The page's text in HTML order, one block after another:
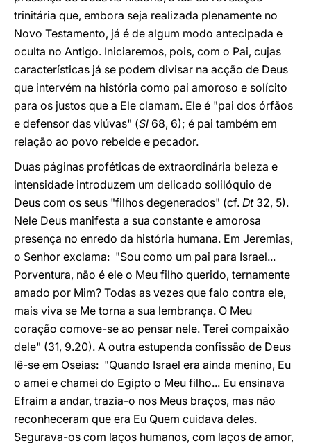
trinitária que, embora seja realizada plenamente no
Novo Testamento, já é de algum modo antecipada e
oculta no Antigo. Iniciaremos, pois, com o Pai, cujas
características já se podem divisar na acção de Deus
que intervém na história como pai amoroso e solícito
para os justos que a Ele clamam. Ele é "pai dos órfãos
e defensor das viúvas" (Sl 68, 6); é pai também em
relação ao povo rebelde e pecador.
Duas páginas proféticas de extraordinária beleza e
intensidade introduzem um delicado solilóquio de
Deus com os seus "filhos degenerados" (cf. Dt32, 5).
Nele Deus manifesta a sua constante e amorosa
presença no enredo da história humana. Em Jeremias,
o Senhor exclama: "Sou como um pai para Israel...
Porventura, não é ele o Meu filho querido, ternamente
amado por Mim? Todas as vezes que falo contra ele,
mais viva se Me torna a sua lembrança. O Meu
coração comove-se ao pensar nele. Terei compaixão
dele" (31, 9.20). A outra estupenda confissão de Deus
lê-se em Oseias: "Quando Israel era ainda menino, Eu
o amei e chamei do Egipto o Meu filho... Eu ensinava
Efraim a andar, trazia-o nos Meus braços, mas não
reconheceram que era Eu Quem cuidava deles.
Segurava-os com laços humanos, com laços de amor,